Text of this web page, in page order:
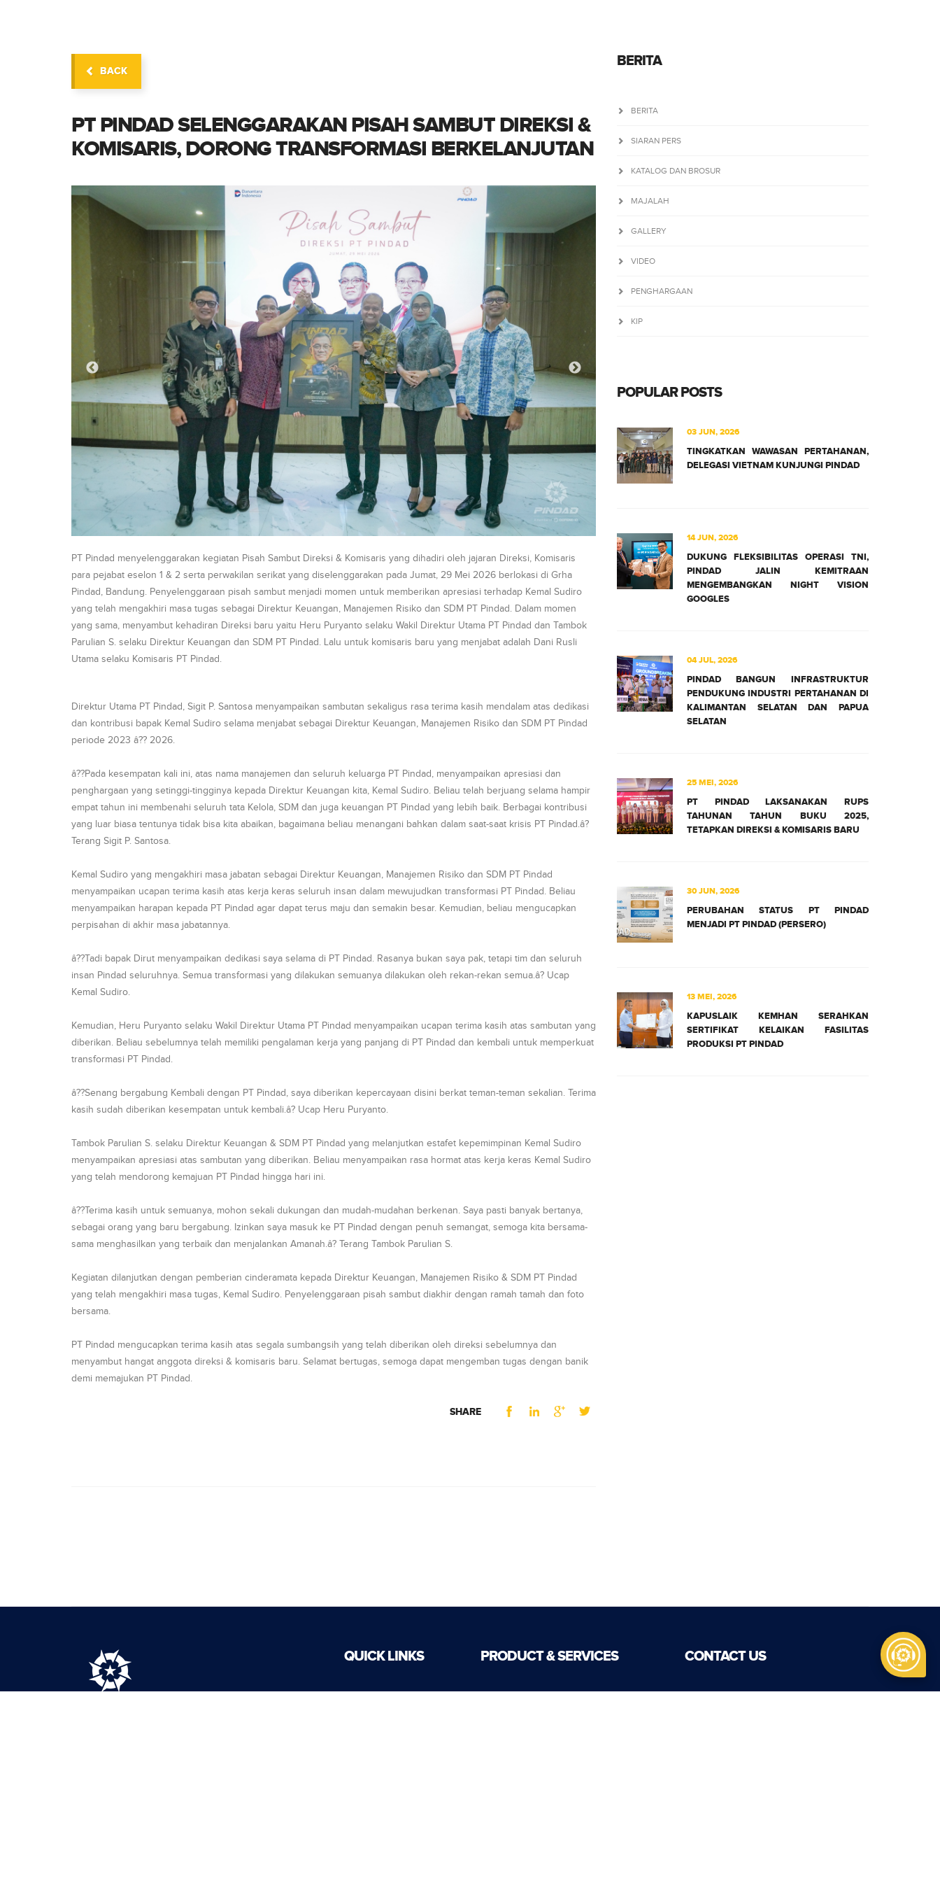
BACK
PT PINDAD SELENGGARAKAN PISAH SAMBUT DIREKSI &
KOMISARIS, DORONG TRANSFORMASI BERKELANJUTAN
PT Pindad menyelenggarakan kegiatan Pisah Sambut Direksi & Komisaris yang dihadiri oleh jajaran Direksi, Komisaris
para pejabat eselon 1 & 2 serta perwakilan serikat yang diselenggarakan pada Jumat, 29 Mei 2026 berlokasi di Grha
Pindad, Bandung. Penyelenggaraan pisah sambut menjadi momen untuk memberikan apresiasi terhadap Kemal Sudiro
yang telah mengakhiri masa tugas sebagai Direktur Keuangan, Manajemen Risiko dan SDM PT Pindad. Dalam momen
yang sama, menyambut kehadiran Direksi baru yaitu Heru Puryanto selaku Wakil Direktur Utama PT Pindad dan Tambok
Parulian S. selaku Direktur Keuangan dan SDM PT Pindad. Lalu untuk komisaris baru yang menjabat adalah Dani Rusli
Utama selaku Komisaris PT Pindad.
Direktur Utama PT Pindad, Sigit P. Santosa menyampaikan sambutan sekaligus rasa terima kasih mendalam atas dedikasi
dan kontribusi bapak Kemal Sudiro selama menjabat sebagai Direktur Keuangan, Manajemen Risiko dan SDM PT Pindad
periode 2023 â?? 2026.
â??Pada kesempatan kali ini, atas nama manajemen dan seluruh keluarga PT Pindad, menyampaikan apresiasi dan
penghargaan yang setinggi-tingginya kepada Direktur Keuangan kita, Kemal Sudiro. Beliau telah berjuang selama hampir
empat tahun ini membenahi seluruh tata Kelola, SDM dan juga keuangan PT Pindad yang lebih baik. Berbagai kontribusi
yang luar biasa tentunya tidak bisa kita abaikan, bagaimana beliau menangani bahkan dalam saat-saat krisis PT Pindad.â?
Terang Sigit P. Santosa.
Kemal Sudiro yang mengakhiri masa jabatan sebagai Direktur Keuangan, Manajemen Risiko dan SDM PT Pindad
menyampaikan ucapan terima kasih atas kerja keras seluruh insan dalam mewujudkan transformasi PT Pindad. Beliau
menyampaikan harapan kepada PT Pindad agar dapat terus maju dan semakin besar. Kemudian, beliau mengucapkan
perpisahan di akhir masa jabatannya.
â??Tadi bapak Dirut menyampaikan dedikasi saya selama di PT Pindad. Rasanya bukan saya pak, tetapi tim dan seluruh
insan Pindad seluruhnya. Semua transformasi yang dilakukan semuanya dilakukan oleh rekan-rekan semua.â? Ucap
Kemal Sudiro.
Kemudian, Heru Puryanto selaku Wakil Direktur Utama PT Pindad menyampaikan ucapan terima kasih atas sambutan yang
diberikan. Beliau sebelumnya telah memiliki pengalaman kerja yang panjang di PT Pindad dan kembali untuk memperkuat
transformasi PT Pindad.
â??Senang bergabung Kembali dengan PT Pindad, saya diberikan kepercayaan disini berkat teman-teman sekalian. Terima
kasih sudah diberikan kesempatan untuk kembali.â? Ucap Heru Puryanto.
Tambok Parulian S. selaku Direktur Keuangan & SDM PT Pindad yang melanjutkan estafet kepemimpinan Kemal Sudiro
menyampaikan apresiasi atas sambutan yang diberikan. Beliau menyampaikan rasa hormat atas kerja keras Kemal Sudiro
yang telah mendorong kemajuan PT Pindad hingga hari ini.
â??Terima kasih untuk semuanya, mohon sekali dukungan dan mudah-mudahan berkenan. Saya pasti banyak bertanya,
sebagai orang yang baru bergabung. Izinkan saya masuk ke PT Pindad dengan penuh semangat, semoga kita bersama-
sama menghasilkan yang terbaik dan menjalankan Amanah.â? Terang Tambok Parulian S.
Kegiatan dilanjutkan dengan pemberian cinderamata kepada Direktur Keuangan, Manajemen Risiko & SDM PT Pindad
yang telah mengakhiri masa tugas, Kemal Sudiro. Penyelenggaraan pisah sambut diakhir dengan ramah tamah dan foto
bersama.
PT Pindad mengucapkan terima kasih atas segala sumbangsih yang telah diberikan oleh direksi sebelumnya dan
menyambut hangat anggota direksi & komisaris baru. Selamat bertugas, semoga dapat mengemban tugas dengan banik
demi memajukan PT Pindad.
SHARE
BERITA
BERITA
SIARAN PERS
KATALOG DAN BROSUR
MAJALAH
GALLERY
VIDEO
PENGHARGAAN
KIP
POPULAR POSTS
03 JUN, 2026
TINGKATKAN WAWASAN PERTAHANAN,
DELEGASI VIETNAM KUNJUNGI PINDAD
14 JUN, 2026
DUKUNG FLEKSIBILITAS OPERASI TNI,
PINDAD JALIN KEMITRAAN
MENGEMBANGKAN NIGHT VISION
GOOGLES
04 JUL, 2026
PINDAD BANGUN INFRASTRUKTUR
PENDUKUNG INDUSTRI PERTAHANAN DI
KALIMANTAN SELATAN DAN PAPUA
SELATAN
25 MEI, 2026
PT PINDAD LAKSANAKAN RUPS
TAHUNAN TAHUN BUKU 2025,
TETAPKAN DIREKSI & KOMISARIS BARU
30 JUN, 2026
PERUBAHAN STATUS PT PINDAD
MENJADI PT PINDAD (PERSERO)
13 MEI, 2026
KAPUSLAIK KEMHAN SERAHKAN
SERTIFIKAT KELAIKAN FASILITAS
PRODUKSI PT PINDAD
QUICK LINKS PRODUCT & SERVICES CONTACT US